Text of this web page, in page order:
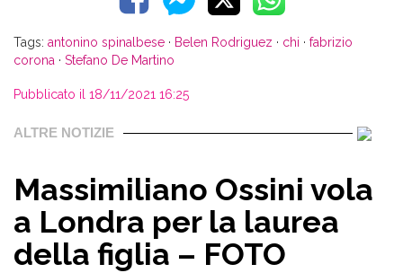
Tags: antonino spinalbese · Belen Rodriguez · chi · fabrizio
corona · Stefano De Martino
Pubblicato il 18/11/2021 16:25
ALTRE NOTIZIE
Massimiliano Ossini vola
a Londra per la laurea
della figlia – FOTO